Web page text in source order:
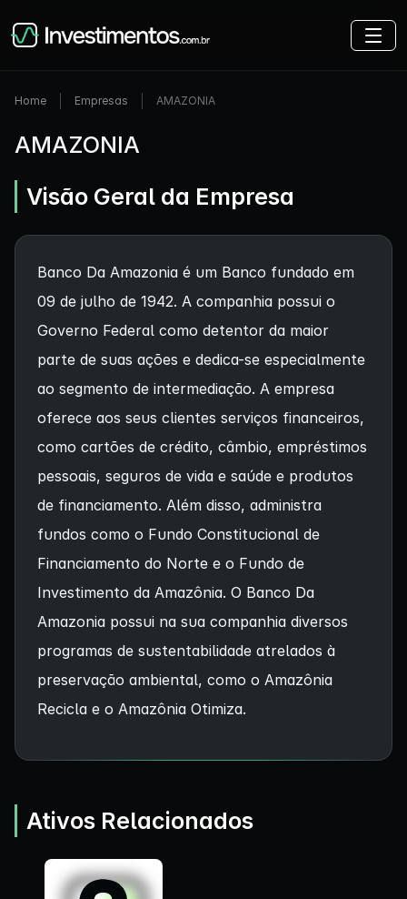
Home Empresas AMAZONIA
AMAZONIA
Visão Geral da Empresa
Banco Da Amazonia é um Banco fundado em
09 de julho de 1942. A companhia possui o
Governo Federal como detentor da maior
parte de suas ações e dedica-se especialmente
ao segmento de intermediação. A empresa
oferece aos seus clientes serviços financeiros,
como cartões de crédito, câmbio, empréstimos
pessoais, seguros de vida e saúde e produtos
de financiamento. Além disso, administra
fundos como o Fundo Constitucional de
Financiamento do Norte e o Fundo de
Investimento da Amazônia. O Banco Da
Amazonia possui na sua companhia diversos
programas de sustentabilidade atrelados à
preservação ambiental, como o Amazônia
Recicla e o Amazônia Otimiza.
Ativos Relacionados